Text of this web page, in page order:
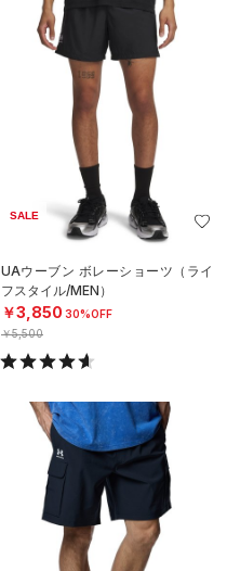
SALE
UAウーブン ボレーショーツ（ライ
フスタイル/MEN）
￥3,850 30%OFF
￥5,500